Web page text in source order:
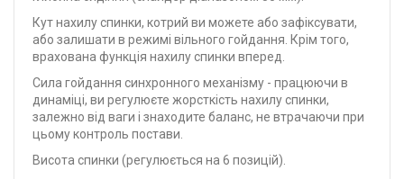
Кут нахилу спинки, котрий ви можете або зафіксувати,
або залишати в режимі вільного гойдання. Крім того,
врахована функція нахилу спинки вперед.
Сила гойдання синхронного механізму - працюючи в
динаміці, ви регулюєте жорсткість нахилу спинки,
залежно від ваги і знаходите баланс, не втрачаючи при
цьому контроль постави.
Висота спинки (регулюється на 6 позицій).